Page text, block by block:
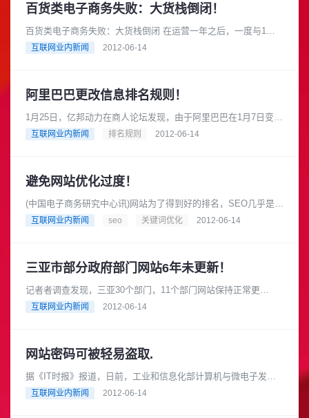
百货类电子商务失败：大货栈倒闭！
百货类电子商务失败：大货栈倒闭 在运营一年之后，一度与1号
店并称“沪上电子商超双雄”的网上购物平台“大货栈”即将走到尽
互联网业内新闻 2012-06-14
阿里巴巴更改信息排名规则！
1月25日，亿邦动力在商人论坛发现，由于阿里巴巴在1月7日变换
了一次信息搜索排名规则，而引发了大批诚信通会员聚集在阿里
互联网业内新闻 排名规则 2012-06-14
避免网站优化过度！
(中国电子商务研究中心讯)网站为了得到好的排名，SEO几乎是必
须要做的，但是凡事都要有个度，SEO同样会优化过度，所以如
互联网业内新闻 seo 关键词优化 2012-06-14
三亚市部分政府部门网站6年未更新！
记者者调查发现，三亚30个部门，11个部门网站保持正常更
新 三亚科工信局网站6年未更新 如果你满怀期待地打开某
互联网业内新闻 2012-06-14
网站密码可被轻易盗取.
据《IT时报》报道，日前，工业和信息化部计算机与微电子发展
研究中心(中国软件测评中心)等部门发布的《网站用户口令处理安
互联网业内新闻 2012-06-14